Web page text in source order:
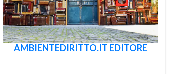
AMBIENTEDIRITTO.IT EDITORE